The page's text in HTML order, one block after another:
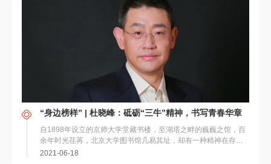
“身边榜样” | 杜晓峰：砥砺“三牛”精神，书写青春华章
自1898年设立的京师大学堂藏书楼，至湖塔之畔的巍巍之馆，百
余年时光荏苒，北京大学图书馆几易其址，却有一种精神在存
续、在传承，有一种气韵在丰厚、在熏陶。在这种精...
2021-06-18